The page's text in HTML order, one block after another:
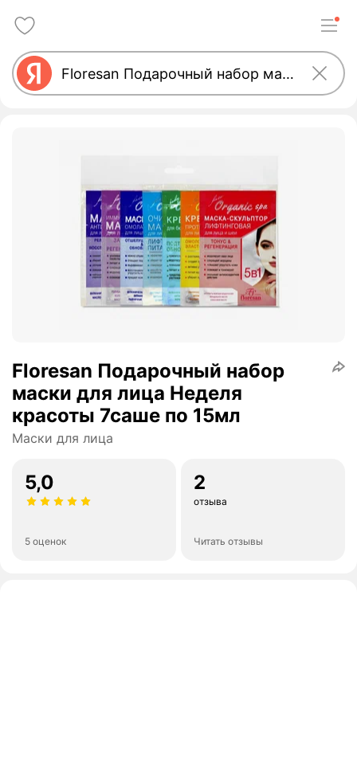
Floresan Подарочный набор
маски для лица Неделя
красоты 7саше по 15мл
Маски для лица
5,0
5 оценок
2
отзыва
Читать отзывы